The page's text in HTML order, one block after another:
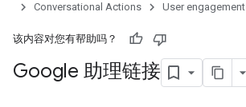
Conversational Actions
User engagement
该内容对您有帮助吗？
Google 助理链接